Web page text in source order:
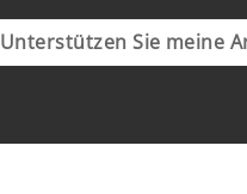
Unterstützen Sie meine